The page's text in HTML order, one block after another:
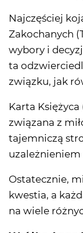
Najczęściej
Zakochanych
wybory i
ta
związku, jak
Karta
związana z
tajemniczą
uzależnieniem
Ostatecznie,
kwestia, a
na wiele